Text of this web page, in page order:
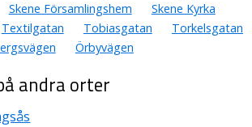
Skene Församlingshem
Skene Kyrka
Textilgatan Tobiasgatan
Torkelsgatan
Örbyvägen
andra orter